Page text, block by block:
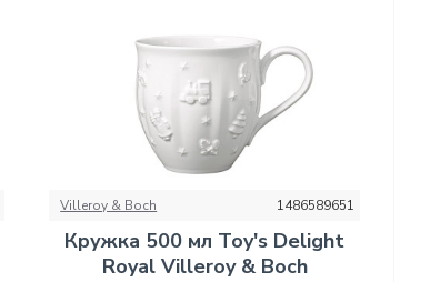
Villeroy & Boch 1486589651
Кружка 500 мл Toy's Delight
Royal Villeroy & Boch